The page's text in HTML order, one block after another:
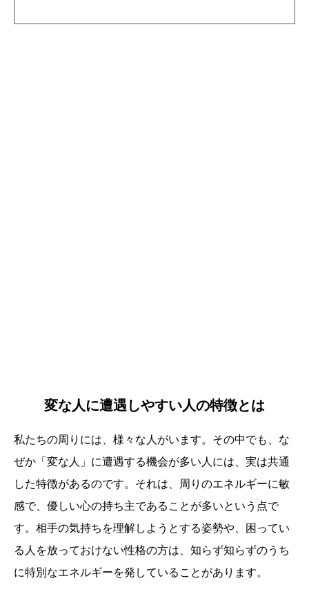
変な人に遭遇しやすい人の特徴とは
私たちの周りには、様々な人がいます。その中でも、な
ぜか「変な人」に遭遇する機会が多い人には、実は共通
した特徴があるのです。それは、周りのエネルギーに敏
感で、優しい心の持ち主であることが多いという点で
す。相手の気持ちを理解しようとする姿勢や、困ってい
る人を放っておけない性格の方は、知らず知らずのうち
に特別なエネルギーを発していることがあります。